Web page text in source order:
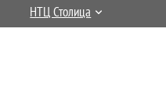
НТЦ Столица